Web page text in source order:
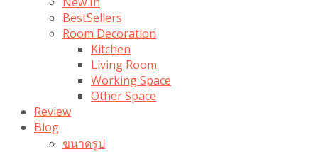
BestSellers
Room Decoration
Kitchen
Living Room
Working Space
Other Space
Review
Blog
ขนาดรูป